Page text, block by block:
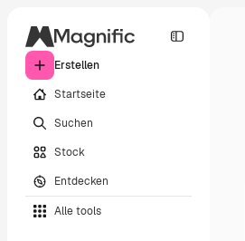
Erstellen
Startseite
Suchen
Stock
Entdecken
Alle tools